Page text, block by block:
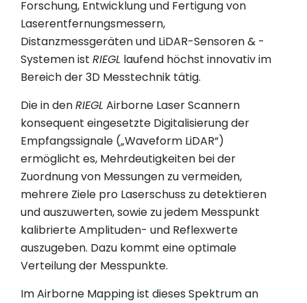
Forschung, Entwicklung und Fertigung von
Laserentfernungsmessern,
Distanzmessgeräten und LiDAR-Sensoren & -
Systemen ist RIEGL laufend höchst innovativ im
Bereich der 3D Messtechnik tätig.
Die in denRIEGL Airborne Laser Scannern
konsequent eingesetzte Digitalisierung der
Empfangssignale („Waveform LiDAR“)
ermöglicht es, Mehrdeutigkeiten bei der
Zuordnung von Messungen zu vermeiden,
mehrere Ziele pro Laserschuss zu detektieren
und auszuwerten, sowie zu jedem Messpunkt
kalibrierte Amplituden- und Reflexwerte
auszugeben. Dazu kommt eine optimale
Verteilung der Messpunkte.
Im Airborne Mapping ist dieses Spektrum an